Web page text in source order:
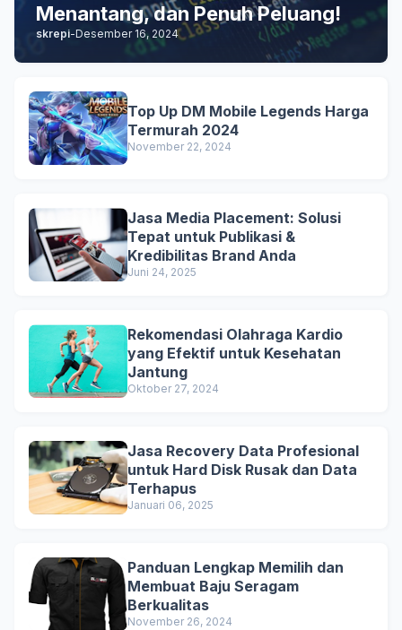
Menantang, dan Penuh Peluang!
skrepi-Desember 16, 2024
Top Up DM Mobile Legends Harga
Termurah 2024
November 22, 2024
Jasa Media Placement: Solusi
Tepat untuk Publikasi &
Kredibilitas Brand Anda
Juni 24, 2025
Rekomendasi Olahraga Kardio
yang Efektif untuk Kesehatan
Jantung
Oktober 27, 2024
Jasa Recovery Data Profesional
untuk Hard Disk Rusak dan Data
Terhapus
Januari 06, 2025
Panduan Lengkap Memilih dan
Membuat Baju Seragam
Berkualitas
November 26, 2024